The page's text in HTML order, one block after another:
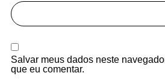
Salvar meus dados neste
que eu comentar.